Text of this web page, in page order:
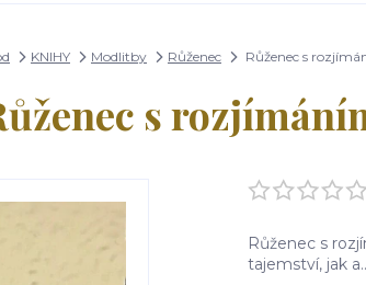
KNIHY Modlitby Růženec Růženec s
s
Růženec s
tajemství, jak